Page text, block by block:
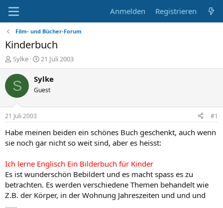
Anmelden Registrieren
Film- und Bücher-Forum
Kinderbuch
E
r
s
t
e
r
Sylke
E
r
s
t
e
t
a
21 Juli 2003
S Sylke
Guest
21 Juli 2003 #1
Habe meinen beiden ein schönes Buch geschenkt, auch wenn
sie noch gar nicht so weit sind, aber es heisst:
Ich lerne Englisch Ein Bilderbuch für Kinder
Es ist wunderschön Bebildert und es macht spass es zu
betrachten. Es werden verschiedene Themen behandelt wie
Z.B. der Körper, in der Wohnung Jahreszeiten und und und
......